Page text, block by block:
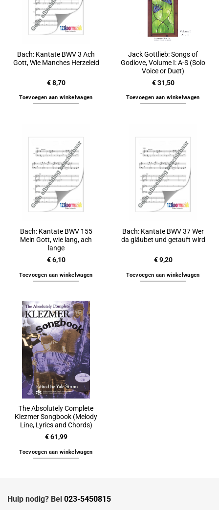
Bach: Kantate BWV 3 Ach
Gott, Wie Manches Herzeleid
€8,70
Toevoegen aan winkelwagen
Jack Gottlieb: Songs of
Godlove, Volume I: A-S (Solo
Voice or Duet)
€31,50
Toevoegen aan winkelwagen
Bach: Kantate BWV 155
Mein Gott, wie lang, ach
lange
€6,10
Toevoegen aan winkelwagen
Bach: Kantate BWV 37 Wer
da gläubet und getauft wird
€9,20
Toevoegen aan winkelwagen
The Absolutely Complete
Klezmer Songbook (Melody
Line, Lyrics and Chords)
€61,99
Toevoegen aan winkelwagen
Hulp nodig? Bel 023-5450815